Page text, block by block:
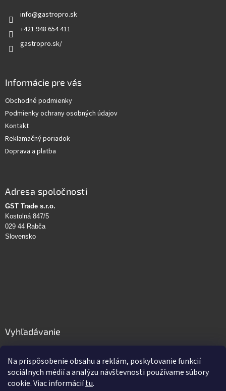
Na prispôsobenie obsahu a reklám, poskytovanie funkcií
sociálnych médií a analýzu návštevnosti používame súbory
cookie. Viac informáciítu.
info@gastropro.sk
+421 948 654 411
gastropro.sk/
Informácie pre vás
Obchodné podmienky
Podmienky ochrany osobných údajov
Kontakt
Reklamačný poriadok
Doprava a platba
Adresa spoločnosti
GST Trade s.r.o.
Kostolná 847/5
029 44 Rabča
Slovensko
Vyhľadávanie
HĽADAŤ